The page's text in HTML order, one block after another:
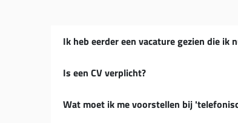
Al onze locaties bevatten zo’n 50 tot 75
de medewerkers zich snel thuis voelen.
Bezoek Soleo.nl
Ik heb eerder een vacature gezien die ik
Is een CV verplicht?
Wat moet ik me voorstellen bij